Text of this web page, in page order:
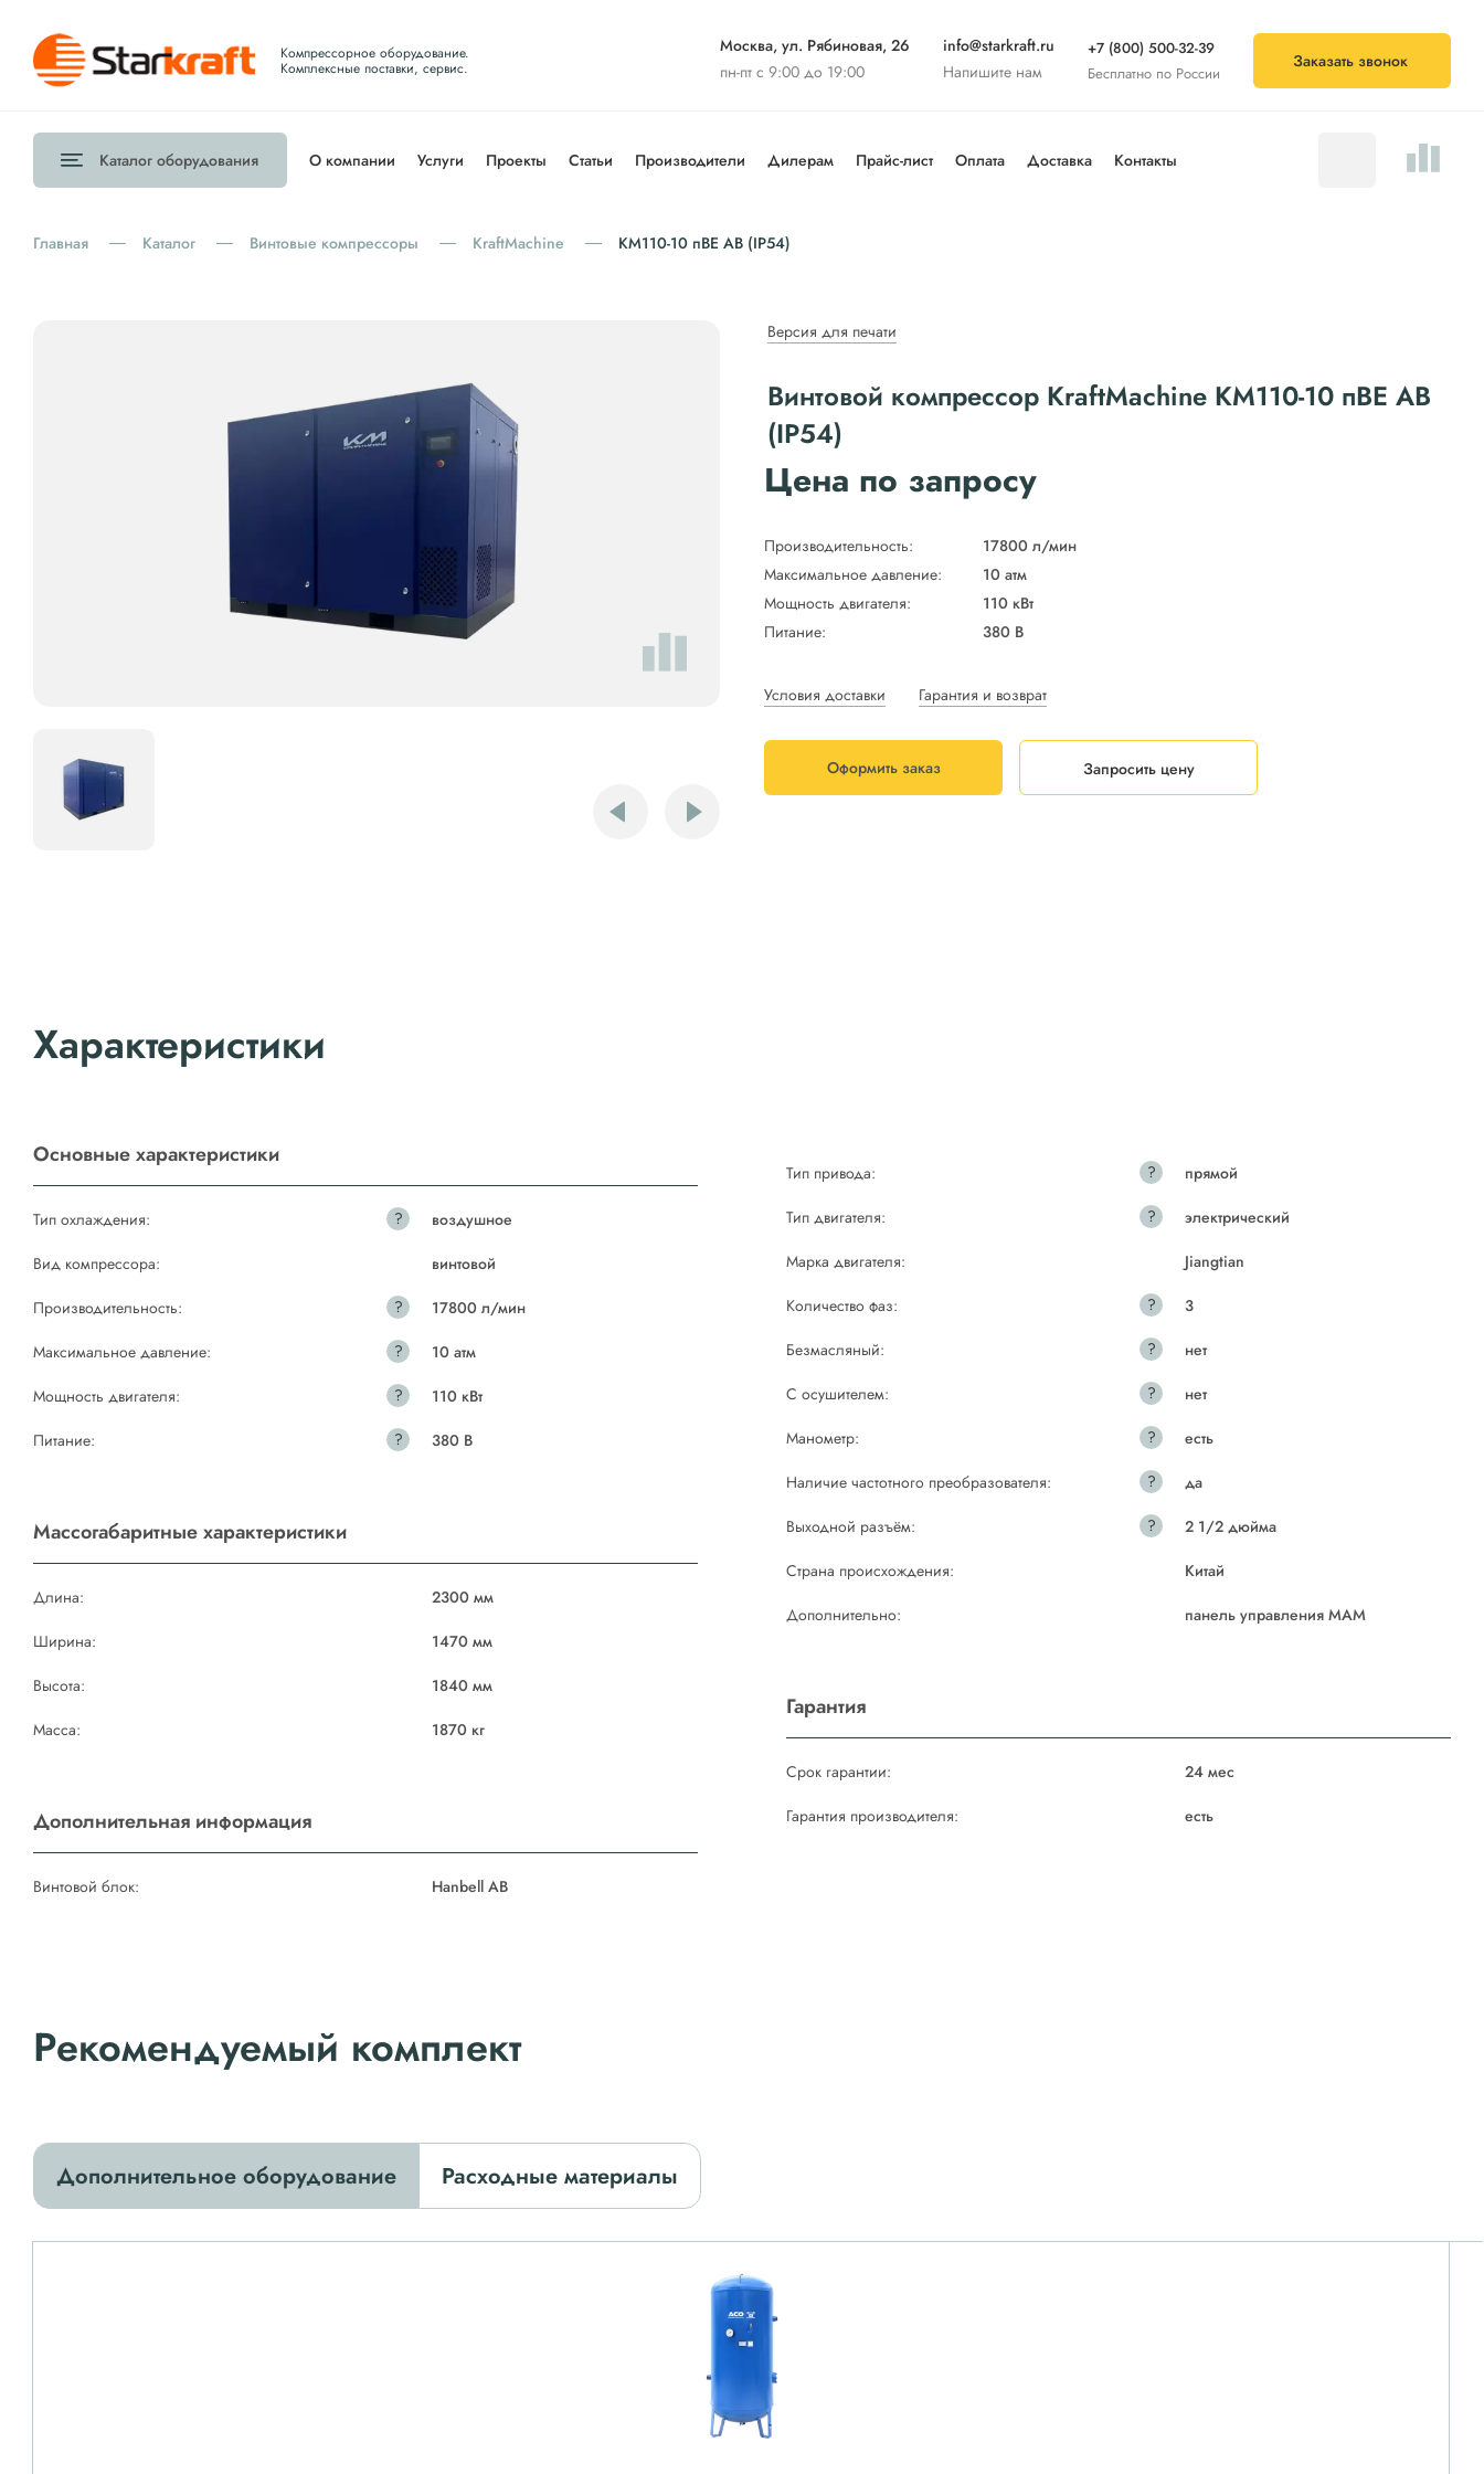
Компрессорное оборудование.
Комплексные поставки, сервис.
Москва, ул. Рябиновая, 26
пн-пт с 9:00 до 19:00
info@starkraft.ru
Напишите нам
+7 (800) 500-32-39
Бесплатно по России
Заказать звонок
Каталог оборудования О компании Услуги Проекты Статьи Производители Дилерам Прайс-лист Оплата Доставка Контакты
Главная Каталог Винтовые компрессоры KraftMachine KM110-10 пВЕ AB (IP54)
Версия для печати
Винтовой компрессор KraftMachine KM110-10 пВЕ AB
(IP54)
Цена по запросу
Производительность:
17800 л/мин
Максимальное давление:
10 атм
Мощность двигателя:
110 кВт
Питание:
380 В
Условия доставки Гарантия и возврат
Оформить заказ Запросить цену
Характеристики
Основные характеристики
Тип охлаждения: ?
воздушное
Вид компрессора:
винтовой
Производительность:
?
17800 л/мин
Максимальное давление:
?
10 атм
Мощность двигателя:
?
110 кВт
Питание:
? 380 В
Массогабаритные характеристики
Длина:
2300 мм
Ширина:
1470 мм
Высота:
1840 мм
Масса:
1870 кг
Дополнительная информация
Винтовой блок: Hanbell AB
Тип привода: ?
прямой
Тип двигателя:
?
электрический
Марка двигателя:
Jiangtian
Количество фаз:
?
3
Безмасляный:
?
нет
С осушителем:
?
нет
Манометр:
?
есть
Наличие частотного преобразователя:
?
да
Выходной разъём:
?
2 1/2 дюйма
Страна происхождения:
Китай
Дополнительно:
панель управления MAM
Гарантия
Срок гарантии:
24 мес
Гарантия производителя:
есть
Рекомендуемый комплект
Дополнительное оборудование Расходные материалы